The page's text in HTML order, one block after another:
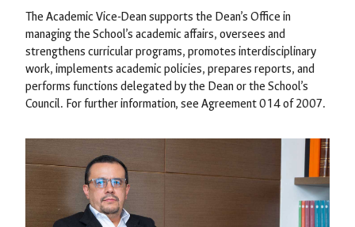
The Academic Vice-Dean supports the Dean’s Office in
managing the School’s academic affairs, oversees and
strengthens curricular programs, promotes interdisciplinary
work, implements academic policies, prepares reports, and
performs functions delegated by the Dean or the School’s
Council. For further information, see Agreement 014 of 2007.